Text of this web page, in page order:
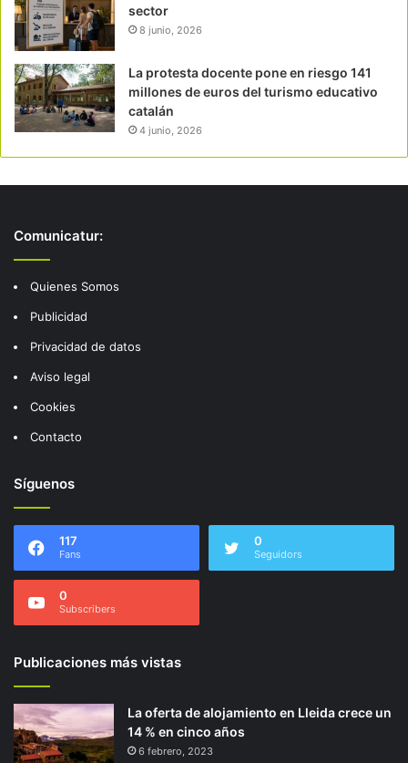
sector
8 junio, 2026
La protesta docente pone en riesgo 141
millones de euros del turismo educativo
catalán
4 junio, 2026
Comunicatur:
Quienes Somos
Publicidad
Privacidad de datos
Aviso legal
Cookies
Contacto
Síguenos
117
Fans
0
Seguidors
0
Subscribers
Publicaciones más vistas
La oferta de alojamiento en Lleida crece un
14 % en cinco años
6 febrero, 2023